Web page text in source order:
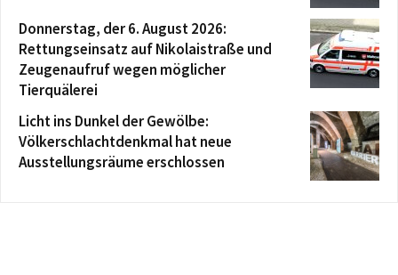
Donnerstag, der 6. August 2026:
Rettungseinsatz auf Nikolaistraße und
Zeugenaufruf wegen möglicher
Tierquälerei
Licht ins Dunkel der Gewölbe:
Völkerschlachtdenkmal hat neue
Ausstellungsräume erschlossen